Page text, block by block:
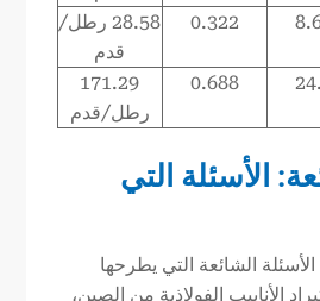
0.322
28.58 رطل/
قدم
0.688
171.29
رطل/قدم
الأسئلة التي
الشائعة التي يطرحها
الأنابيب الفولاذية من الصين،